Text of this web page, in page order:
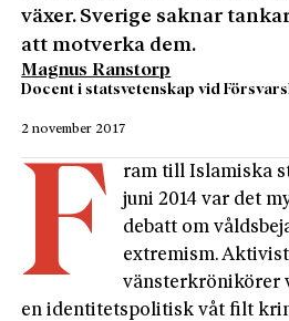
växer. Sverige saknar
att motverka dem.
Magnus Ranstorp
Docent i statsvetenskap vid
2 november 2017
F
ram till Islamiska
juni 2014 var det
debatt om
extremism.
vänsterkrönikörer
en identitetspolitisk våt filt